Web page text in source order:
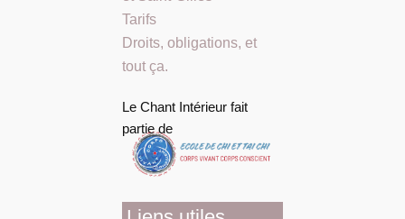
Tarifs
Droits, obligations, et
tout ça.
Le Chant Intérieur fait
partie de